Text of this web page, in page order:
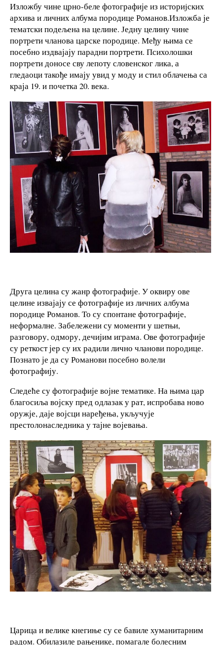
Изложбу чине црно-беле фотографије из историjских
архива и личних албума породице Романов.Изложба је
тематски подељена на целине. Једну целину чине
портрети чланова царске породице. Међу њима се
посебно издвајају парадни портрети. Психолошки
портрети доносе сву лепоту словенског лика, а
гледаоци такође имају увид у моду и стил облачења са
краја 19. и почетка 20. века.
Друга целина су жанр фотографије. У оквиру ове
целине извајају се фотографије из личних албума
породице Романов. То су спонтане фотографије,
неформалне. Забележени су моменти у шетњи,
разговору, одмору, дечијим играма. Ове фотографије
су реткост јер су их радили лично чланови породице.
Познато је да су Романови посебно волели
фотографију.
Следеће су фотографије војне тематике. На њима цар
благосиља војску пред одлазак у рат, испробава ново
оружје, даје војсци наређења, укључује
престолонаследника у тајне војевања.
Царица и велике кнегиње су се бавиле хуманитарним
радом. Обилазиле рањенике, помагале болесним